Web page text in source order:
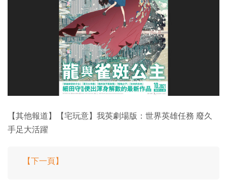
【其他報道】【宅玩意】我英劇場版：世界英雄任務 廢久
手足大活躍
【下一頁】